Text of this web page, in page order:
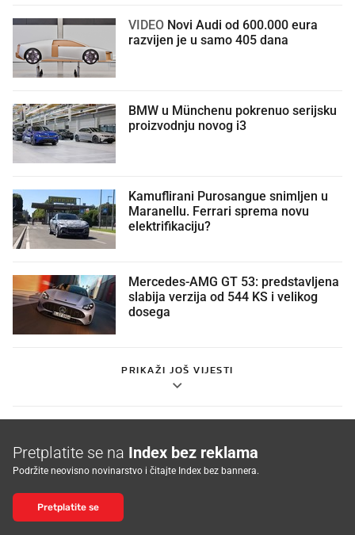
VIDEO
razvijen je u samo 405 dana
BMW u Münchenu pokrenuo serijsku
proizvodnju novog i3
Kamuflirani Purosangue snimljen u
Maranellu. Ferrari sprema novu
elektrifikaciju?
Mercedes-AMG GT 53: predstavljena
slabija verzija od 544 KS i velikog
dosega
PRIKAŽI JOŠ VIJESTI
Pretplatite se na Index bez reklama
Podržite neovisno novinarstvo i čitajte Index bez bannera.
Pretplatite se